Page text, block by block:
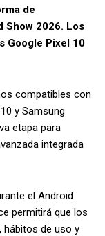
de
Show 2026. Los
Google Pixel 10
compatibles con
y Samsung
etapa para
integrada
el Android
permitirá que los
hábitos de uso y